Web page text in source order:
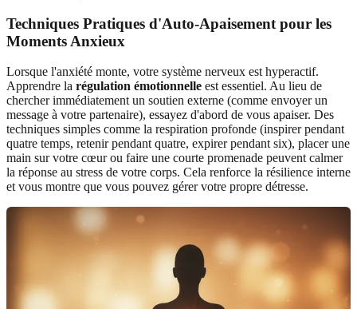
Techniques Pratiques d'Auto-Apaisement pour les
Moments Anxieux
Lorsque l'anxiété monte, votre système nerveux est hyperactif.
Apprendre la régulation émotionnelle est essentiel. Au lieu de
chercher immédiatement un soutien externe (comme envoyer un
message à votre partenaire), essayez d'abord de vous apaiser. Des
techniques simples comme la respiration profonde (inspirer pendant
quatre temps, retenir pendant quatre, expirer pendant six), placer une
main sur votre cœur ou faire une courte promenade peuvent calmer
la réponse au stress de votre corps. Cela renforce la résilience interne
et vous montre que vous pouvez gérer votre propre détresse.